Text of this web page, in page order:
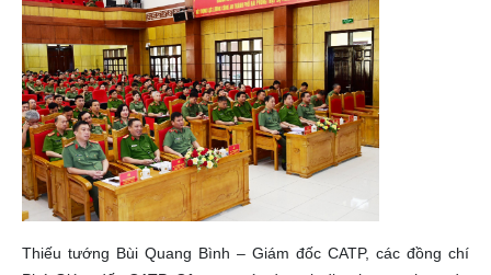
Thiếu tướng Bùi Quang Bình – Giám đốc CATP, các đồng chí